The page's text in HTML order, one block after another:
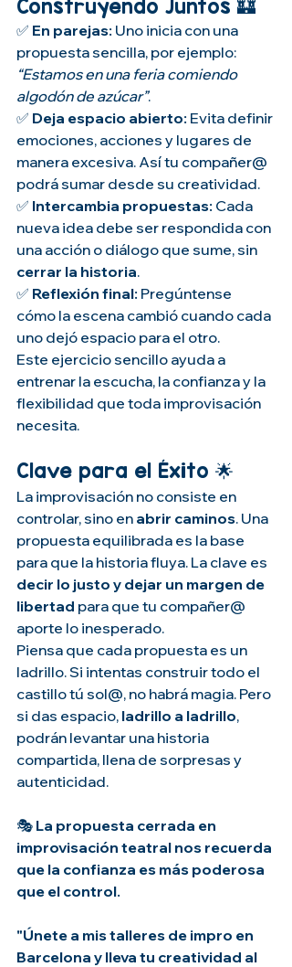
Construyendo Juntos 🏰
✅ En parejas: Uno inicia con una
propuesta sencilla, por ejemplo:
“Estamos en una feria comiendo
algodón de azúcar”.
✅ Deja espacio abierto: Evita definir
emociones, acciones y lugares de
manera excesiva. Así tu compañer@
podrá sumar desde su creatividad.
✅ Intercambia propuestas: Cada
nueva idea debe ser respondida con
una acción o diálogo que sume, sin
cerrar la historia.
✅ Reflexión final: Pregúntense
cómo la escena cambió cuando cada
uno dejó espacio para el otro.
Este ejercicio sencillo ayuda a
entrenar la escucha, la confianza y la
flexibilidad que toda improvisación
necesita.
Clave para el Éxito 🌟
La improvisación no consiste en
controlar, sino en abrir caminos. Una
propuesta equilibrada es la base
para que la historia fluya. La clave es
decir lo justo y dejar un margen de
libertad para que tu compañer@
aporte lo inesperado.
Piensa que cada propuesta es un
ladrillo. Si intentas construir todo el
castillo tú sol@, no habrá magia. Pero
si das espacio, ladrillo a ladrillo,
podrán levantar una historia
compartida, llena de sorpresas y
autenticidad.
🎭 La propuesta cerrada en
improvisación teatral nos recuerda
que la confianza es más poderosa
que el control.
"Únete a mis talleres de impro en
Barcelona y lleva tu creatividad al